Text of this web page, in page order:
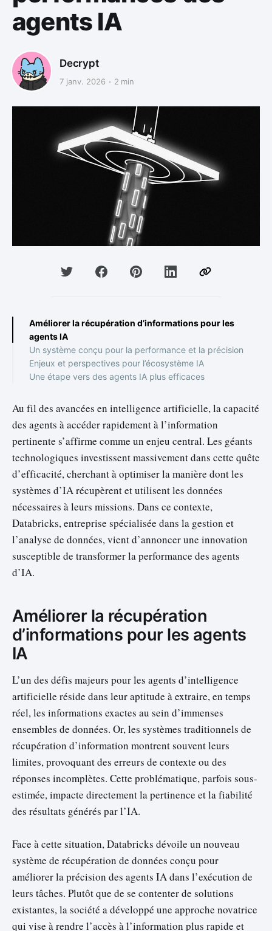
agents IA
Decrypt
7 janv. 2026 2 min
Améliorer la récupération d’informations pour les
agents IA
Un système conçu pour la performance et la précision
Enjeux et perspectives pour l’écosystème IA
Une étape vers des agents IA plus efficaces
Au fil des avancées en intelligence artificielle, la capacité
des agents à accéder rapidement à l’information
pertinente s’affirme comme un enjeu central. Les géants
technologiques investissent massivement dans cette quête
d’efficacité, cherchant à optimiser la manière dont les
systèmes d’IA récupèrent et utilisent les données
nécessaires à leurs missions. Dans ce contexte,
Databricks, entreprise spécialisée dans la gestion et
l’analyse de données, vient d’annoncer une innovation
susceptible de transformer la performance des agents
d’IA.
Améliorer la récupération
d’informations pour les agents
IA
L’un des défis majeurs pour les agents d’intelligence
artificielle réside dans leur aptitude à extraire, en temps
réel, les informations exactes au sein d’immenses
ensembles de données. Or, les systèmes traditionnels de
récupération d’information montrent souvent leurs
limites, provoquant des erreurs de contexte ou des
réponses incomplètes. Cette problématique, parfois sous-
estimée, impacte directement la pertinence et la fiabilité
des résultats générés par l’IA.
Face à cette situation, Databricks dévoile un nouveau
système de récupération de données conçu pour
améliorer la précision des agents IA dans l’exécution de
leurs tâches. Plutôt que de se contenter de solutions
existantes, la société a développé une approche novatrice
qui vise à rendre l’accès à l’information plus rapide et